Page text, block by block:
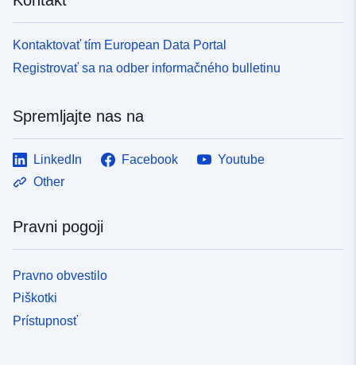
Kontaktovať tím European Data Portal
Registrovať sa na odber informačného bulletinu
Spremljajte nas na
LinkedIn Facebook
Youtube
Other
Pravni pogoji
Pravno obvestilo
Piškotki
Prístupnosť